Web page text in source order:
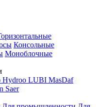
Консольные
Моноблочные
Hydroo LUBI MasDaf
Saer